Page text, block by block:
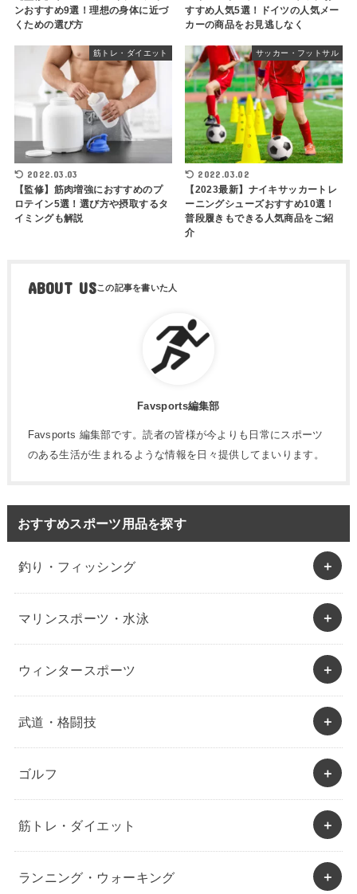
ンおすすめ9選！理想の身体に近づ
くための選び方
すすめ人気5選！ドイツの人気メー
カーの商品をお見逃しなく
筋トレ・ダイエット
2022.03.03
【監修】筋肉増強におすすめのプ
ロテイン5選！選び方や摂取するタ
イミングも解説
サッカー・フットサル
2022.03.02
【2023最新】ナイキサッカートレ
ーニングシューズおすすめ10選！
普段履きもできる人気商品をご紹
介
ABOUT US
Favsports編集部
Favsports 編集部です。読者の皆様が今よりも日常にスポーツ
のある生活が生まれるような情報を日々提供してまいります。
おすすめスポーツ用品を探す
釣り・フィッシング
マリンスポーツ・水泳
ウィンタースポーツ
武道・格闘技
ゴルフ
筋トレ・ダイエット
ランニング・ウォーキング